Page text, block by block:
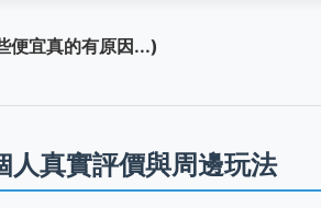
便宜真的有原因...)
人真實評價與周邊玩法